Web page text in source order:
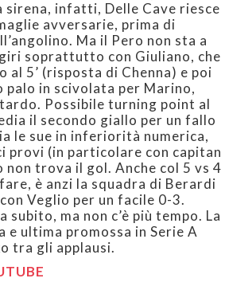
sirena, infatti, Delle Cave riesce
avversarie, prima di
Ma il Pero non sta a
soprattutto con Giuliano, che
al 5’ (risposta di Chenna) e poi
palo in scivolata per Marino,
Possibile turning point al
il secondo giallo per un fallo
le sue in inferiorità numerica,
provi (in particolare con capitan
non trova il gol. Anche col 5 vs 4
è anzi la squadra di Berardi
Veglio per un facile 0-3.
subito, ma non c’è più tempo. La
e ultima promossa in Serie A
tra gli applausi.